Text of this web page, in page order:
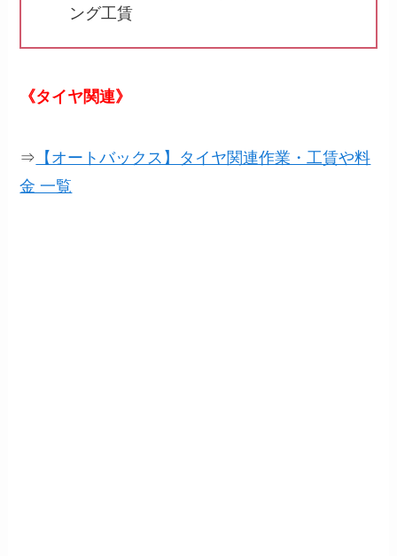
ング工賃
《タイヤ関連》
⇒ 【オートバックス】タイヤ関連作業・工賃や料
金 一覧